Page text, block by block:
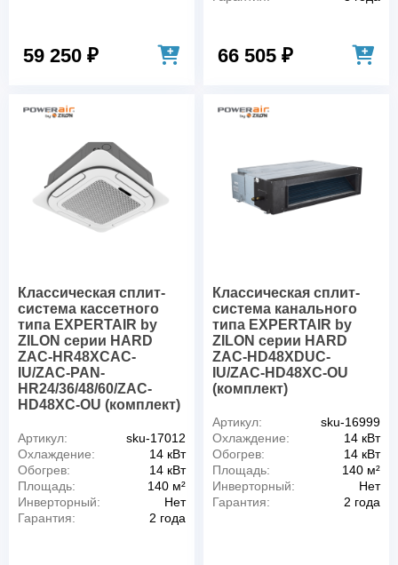
59 250 ₽ 66 505 ₽
Классическая сплит-
система кассетного
типа EXPERTAIR by
ZILON серии HARD
ZAC-HR48XCAC-
IU/ZAC-PAN-
HR24/36/48/60/ZAC-
HD48XC-OU (комплект)
Артикул:
sku-17012
Охлаждение:
14 кВт
Обогрев:
14 кВт
Площадь:
140 м²
Инверторный:
Нет
Гарантия:
2 года
Классическая сплит-
система канального
типа EXPERTAIR by
ZILON серии HARD
ZAC-HD48XDUC-
IU/ZAC-HD48XC-OU
(комплект)
Артикул:
sku-16999
Охлаждение:
14 кВт
Обогрев:
14 кВт
Площадь:
140 м²
Инверторный:
Нет
Гарантия:
2 года